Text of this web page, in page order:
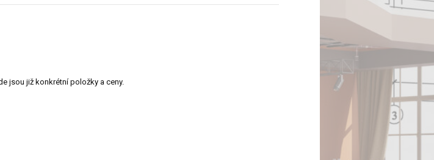
jsou již konkrétní položky a ceny.